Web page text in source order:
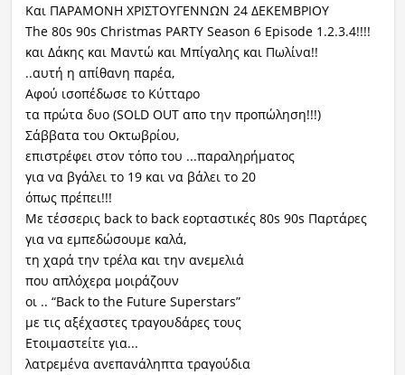
Και ΠΑΡΑΜΟΝΗ ΧΡΙΣΤΟΥΓΕΝΝΩΝ 24 ΔΕΚΕΜΒΡΙΟΥ
The 80s 90s Christmas PARTY Season 6 Episode 1.2.3.4!!!!
και Δάκης και Μαντώ και Μπίγαλης και Πωλίνα!!
..αυτή η απίθανη παρέα,
Αφού ισοπέδωσε το Κύτταρο
τα πρώτα δυο (SOLD OUTαπο την προπώληση!!!)
Σάββατα του Οκτωβρίου,
επιστρέφει στον τόπο του ...παραληρήματος
για να βγάλει το 19 και να βάλει το 20
όπως πρέπει!!!
Με τέσσερις back to backεορταστικές 80s 90s Παρτάρες
για να εμπεδώσουμε καλά,
τη χαρά την τρέλα και την ανεμελιά
που απλόχερα μοιράζουν
οι .. “Back to the Future Superstars”
με τις αξέχαστες τραγουδάρες τους
Ετοιμαστείτε για...
λατρεμένα ανεπανάληπτα τραγούδια